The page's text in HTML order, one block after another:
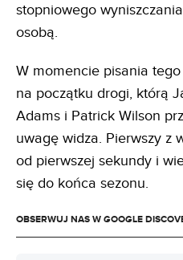
stopniowego
osobą.
W momencie pisania
na początku drogi, którą
Adams i Patrick Wilson
uwagę widza. Pierwszy z
od pierwszej sekundy i
się do końca sezonu.
OBSERWUJ NAS W GOOGLE